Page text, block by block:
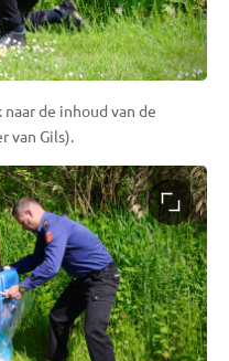
de inhoud van de
van Gils).